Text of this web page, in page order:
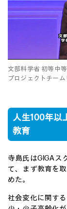
文部科学省 初等中
プロジェクトチー
人生100年以
教育
寺島氏はGIGAス
て、まず教育を
めた。
社会変化に関す